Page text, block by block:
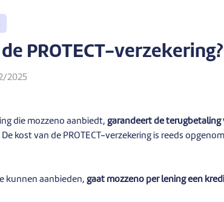
PROTECT-verzekering?
2025
die mozzeno aanbiedt, garandeert de terugbetaling
De kost van de PROTECT-verzekering is reeds
kunnen aanbieden, gaat mozzeno per lening een